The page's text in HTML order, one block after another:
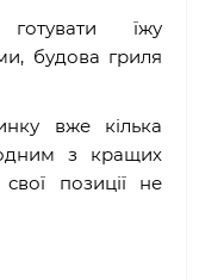
їжу
будова гриля
вже кілька
одним з кращих
позиції не